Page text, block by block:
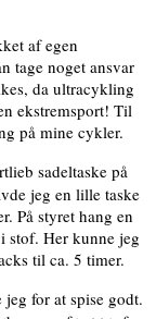
af egen
tage noget ansvar
da ultracykling
ekstremsport! Til
på mine cykler.
sadeltaske på
jeg en lille taske
På styret hang en
stof. Her kunne jeg
til ca. 5 timer.
for at spise godt.